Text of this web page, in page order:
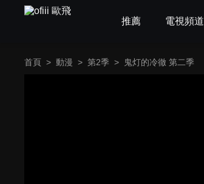
推薦 電視頻道
首頁 > 動漫 > 第2季 > 鬼灯的冷徹 第二季